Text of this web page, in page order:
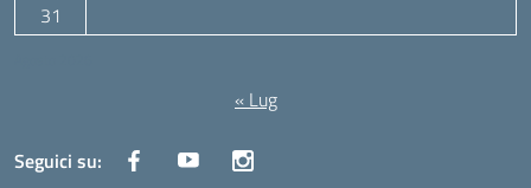
31
« Lug
Seguici su: